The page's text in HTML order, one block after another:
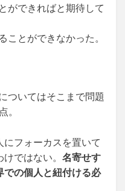
ができればと期待して
ことができなかった。
ついてはそこまで問題
。
フォーカスを置いて
ではない。 名寄せす
での個人と紐付ける必